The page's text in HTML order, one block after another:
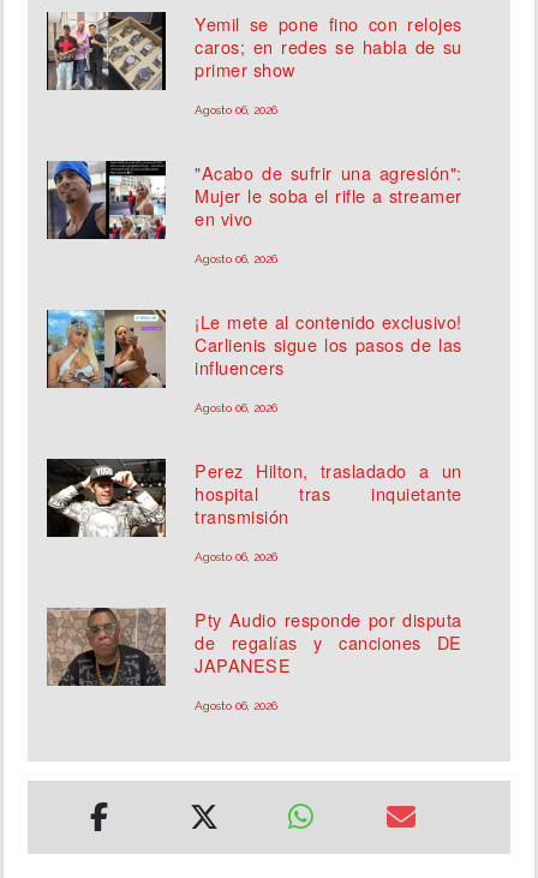
Yemil se pone fino con relojes
caros; en redes se habla de su
primer show
Agosto 06, 2026
"Acabo de sufrir una agresión":
Mujer le soba el rifle a streamer
en vivo
Agosto 06, 2026
¡Le mete al contenido exclusivo!
Carlienis sigue los pasos de las
influencers
Agosto 06, 2026
Perez Hilton, trasladado a un
hospital tras inquietante
transmisión
Agosto 06, 2026
Pty Audio responde por disputa
de regalías y canciones DE
JAPANESE
Agosto 06, 2026